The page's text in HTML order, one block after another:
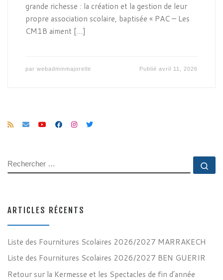
grande richesse : la création et la gestion de leur
propre association scolaire, baptisée « PAC – Les
CM1B aiment […]
par webadminmajorelle Publiéavril 11, 2026
SEARCH
ARTICLES RÉCENTS
Liste des Fournitures Scolaires 2026/2027 MARRAKECH
Liste des Fournitures Scolaires 2026/2027 BEN GUERIR
Retour sur la Kermesse et les Spectacles de fin d’année